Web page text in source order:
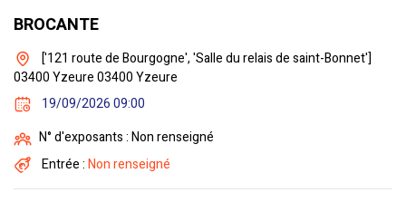
BROCANTE
['121 route de Bourgogne', 'Salle du relais de saint-Bonnet']
03400 Yzeure 03400 Yzeure
19/09/2026 09:00
N° d'exposants : Non renseigné
Entrée :Non renseigné